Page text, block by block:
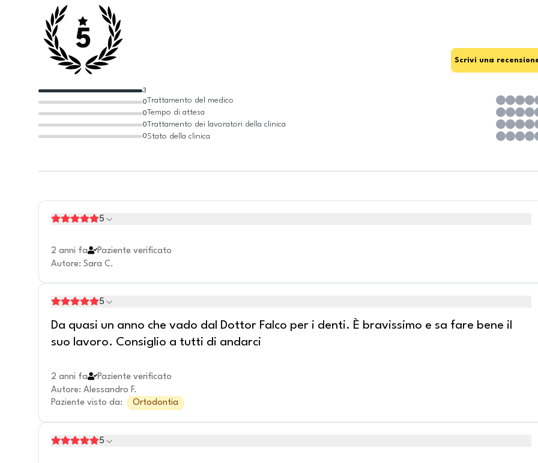
5
0
0
0
0
3
Scrivi una
Trattamento del medico
Tempo di attesa
Trattamento dei lavoratori della clinica
Stato della clinica
5
2 anni fa
Paziente verificato
Autore: Sara C.
5
Da quasi un anno che vado dal Dottor Falco per i denti. È bravissimo e sa fare bene il
suo lavoro. Consiglio a tutti di andarci
2 anni fa
Paziente verificato
Autore: Alessandro F.
Paziente visto da: Ortodontia
5